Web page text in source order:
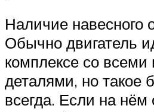
Наличие навесного
Обычно двигатель
комплексе со
деталями, но такое
всегда. Если на нём